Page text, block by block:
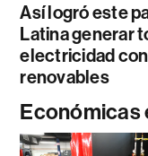
Así logró este
Latina generar
electricidad
renovables
Económicas